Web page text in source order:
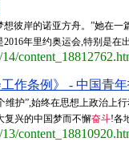
彼岸的诺亚方舟。”她在
年里约奥运会,特别是
作条例》 - 中国青
维护”,始终在思想上政治
复兴的中国梦而不懈奋斗!各